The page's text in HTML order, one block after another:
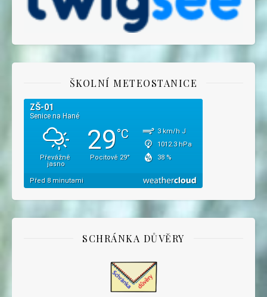
ŠKOLNÍ METEOSTANICE
SCHRÁNKA DŮVĚRY